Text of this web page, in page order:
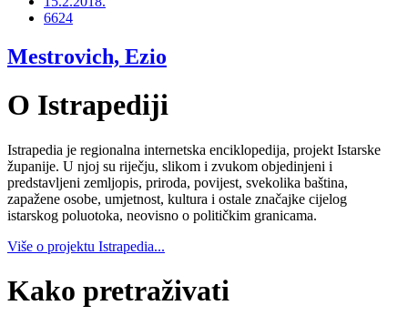
6624
Mestrovich, Ezio
O Istrapediji
Istrapedia je regionalna internetska enciklopedija, projekt Istarske
županije. U njoj su riječju, slikom i zvukom objedinjeni i
predstavljeni zemljopis, priroda, povijest, svekolika baština,
zapažene osobe, umjetnost, kultura i ostale značajke cijelog
istarskog poluotoka, neovisno o političkim granicama.
Više o projektu Istrapedia...
Kako pretraživati